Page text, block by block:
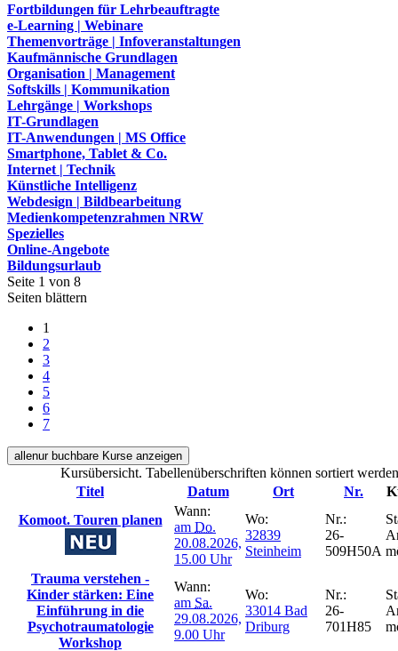
Fortbildungen für Lehrbeauftragte
e-Learning | Webinare
Themenvorträge | Infoveranstaltungen
Kaufmännische Grundlagen
Organisation | Management
Softskills | Kommunikation
Lehrgänge | Workshops
IT-Grundlagen
IT-Anwendungen | MS Office
Smartphone, Tablet & Co.
Internet | Technik
Künstliche Intelligenz
Webdesign | Bildbearbeitung
Medienkompetenzrahmen NRW
Spezielles
Online-Angebote
Bildungsurlaub
Seite 1 von 8
Seiten blättern
1
2
3
4
5
6
7
allenur buchbare Kurse anzeigen
Kursübersicht. Tabellenüberschriften können sortiert
Titel
Datum Ort Nr.
Komoot. Touren planen
Wann:
am Do.
20.08.2026,
15.00 Uhr
Wo:
32839
Steinheim
Nr.:
26-
509H50A
Trauma verstehen -
Kinder stärken: Eine
Einführung in die
Psychotraumatologie
Workshop
Wann:
am Sa.
29.08.2026,
9.00 Uhr
Wo:
33014 Bad
Driburg
Nr.:
26-
701H85